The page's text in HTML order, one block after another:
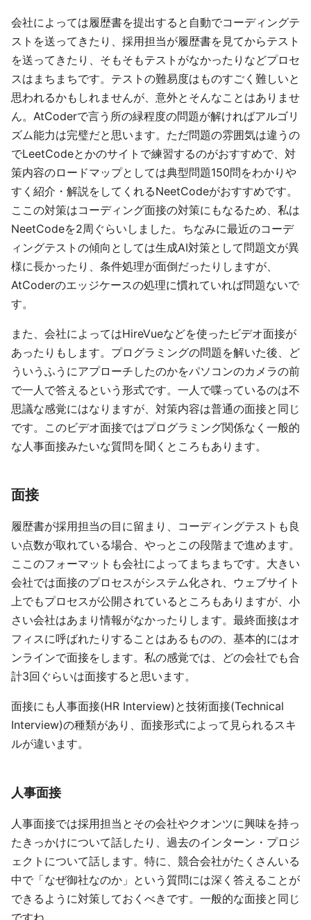
会社によっては履歴書を提出すると自動でコーディングテ
ストを送ってきたり、採用担当が履歴書を見てからテスト
を送ってきたり、そもそもテストがなかったりなどプロセ
スはまちまちです。テストの難易度はものすごく難しいと
思われるかもしれませんが、意外とそんなことはありませ
ん。AtCoderで言う所の緑程度の問題が解ければアルゴリ
ズム能力は完璧だと思います。ただ問題の雰囲気は違うの
でLeetCodeとかのサイトで練習するのがおすすめで、対
策内容のロードマップとしては典型問題150問をわかりや
すく紹介・解説をしてくれるNeetCodeがおすすめです。
ここの対策はコーディング面接の対策にもなるため、私は
NeetCodeを2周ぐらいしました。ちなみに最近のコーデ
ィングテストの傾向としては生成AI対策として問題文が異
様に長かったり、条件処理が面倒だったりしますが、
AtCoderのエッジケースの処理に慣れていれば問題ないで
す。
また、会社によってはHireVueなどを使ったビデオ面接が
あったりもします。プログラミングの問題を解いた後、ど
ういうふうにアプローチしたのかをパソコンのカメラの前
で一人で答えるという形式です。一人で喋っているのは不
思議な感覚にはなりますが、対策内容は普通の面接と同じ
です。このビデオ面接ではプログラミング関係なく一般的
な人事面接みたいな質問を聞くところもあります。
面接
履歴書が採用担当の目に留まり、コーディングテストも良
い点数が取れている場合、やっとこの段階まで進めます。
ここのフォーマットも会社によってまちまちです。大きい
会社では面接のプロセスがシステム化され、ウェブサイト
上でもプロセスが公開されているところもありますが、小
さい会社はあまり情報がなかったりします。最終面接はオ
フィスに呼ばれたりすることはあるものの、基本的にはオ
ンラインで面接をします。私の感覚では、どの会社でも合
計3回ぐらいは面接すると思います。
面接にも人事面接(HR Interview)と技術面接(Technical
Interview)の種類があり、面接形式によって見られるスキ
ルが違います。
人事面接
人事面接では採用担当とその会社やクオンツに興味を持っ
たきっかけについて話したり、過去のインターン・プロジ
ェクトについて話します。特に、競合会社がたくさんいる
中で「なぜ御社なのか」という質問には深く答えることが
できるように対策しておくべきです。一般的な面接と同じ
ですね。